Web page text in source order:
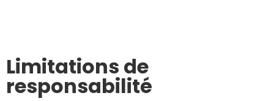
Limitations de
responsabilité